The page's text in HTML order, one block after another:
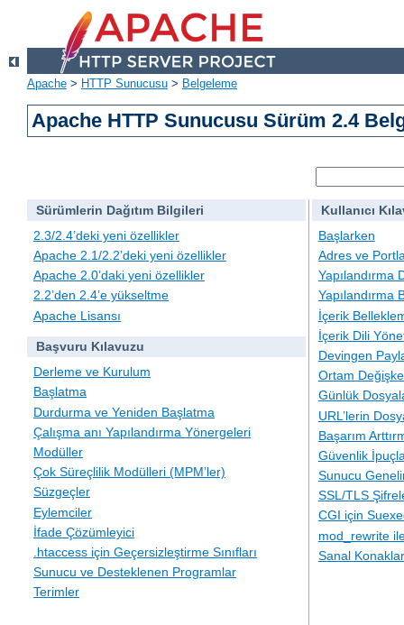
Apache > HTTP Sunucusu > Belgeleme
Apache HTTP Sunucusu Sürüm 2.4
Sürümlerin Dağıtım Bilgileri
2.3/2.4’deki yeni özellikler
Apache 2.1/2.2’deki yeni özellikler
Apache 2.0’daki yeni özellikler
2.2’den 2.4’e yükseltme
Apache Lisansı
Başvuru Kılavuzu
Derleme ve Kurulum
Başlatma
Durdurma ve Yeniden Başlatma
Çalışma anı Yapılandırma Yönergeleri
Modüller
Çok Süreçlilik Modülleri (MPM’ler)
Süzgeçler
Eylemciler
İfade Çözümleyici
.htaccess için Geçersizleştirme Sınıfları
Sunucu ve Desteklenen Programlar
Terimler
Kullanıcı
Başlarken
Adres ve
Yapılandırma
Yapılandırma
İçerik
İçerik Dili
Devingen
Ortam
Günlük
URL’lerin
Başarım
Güvenlik
Sunucu
SSL/TLS
CGI için
mod_rewrite
Sanal Konaklar